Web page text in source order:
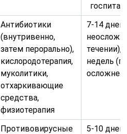
Антибиотики
(внутривенно,
затем перорально),
кислородотерапия,
муколитики,
отхаркивающие
средства,
физиотерапия
7-14 дней
течении),
недель
Противовирусные
5-10 дней